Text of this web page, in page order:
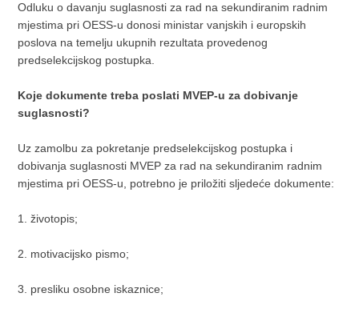
Odluku o davanju suglasnosti za rad na sekundiranim radnim
mjestima pri OESS-u donosi ministar vanjskih i europskih
poslova na temelju ukupnih rezultata provedenog
predselekcijskog postupka.
Koje dokumente treba poslati MVEP-u za dobivanje
suglasnosti?
Uz zamolbu za pokretanje predselekcijskog postupka i
dobivanja suglasnosti MVEP za rad na sekundiranim radnim
mjestima pri OESS-u, potrebno je priložiti sljedeće dokumente:
1. životopis;
2. motivacijsko pismo;
3. presliku osobne iskaznice;